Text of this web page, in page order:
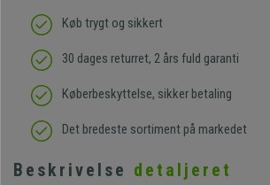
Køb trygt og sikkert
30 dages returret, 2 års fuld garanti
Køberbeskyttelse, sikker betaling
Det bredeste sortiment på markedet
Beskrivelse detaljeret